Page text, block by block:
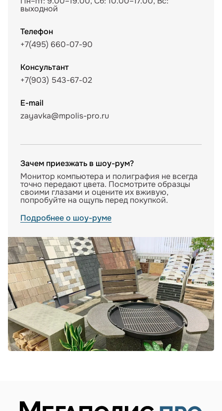
выходной
Телефон
+7(495) 660-07-90
Консультант
+7(903) 543-67-02
E-mail
zayavka@mpolis-pro.ru
Зачем приезжать в шоу-рум?
Монитор компьютера и полиграфия не всегда
точно передают цвета. Посмотрите образцы
своими глазами и оцените их вживую,
попробуйте на ощупь перед покупкой.
Подробнее о шоу-руме